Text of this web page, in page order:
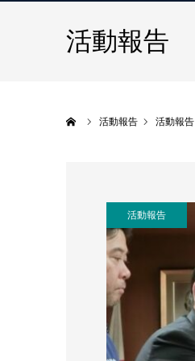
活動報告
活動報告 活動報告
活動報告